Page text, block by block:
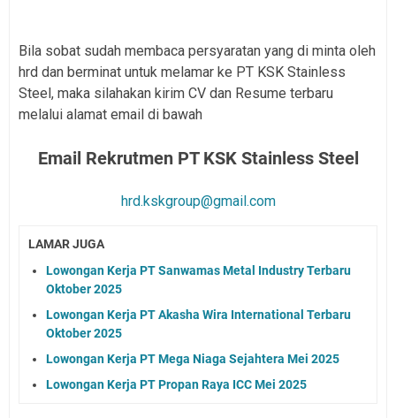
Bila sobat sudah membaca persyaratan yang di minta oleh
hrd dan berminat untuk melamar ke PT KSK Stainless
Steel, maka silahakan kirim CV dan Resume terbaru
melalui alamat email di bawah
Email Rekrutmen PT KSK Stainless Steel
hrd.kskgroup@gmail.com
LAMAR JUGA
Lowongan Kerja PT Sanwamas Metal Industry Terbaru
Oktober 2025
Lowongan Kerja PT Akasha Wira International Terbaru
Oktober 2025
Lowongan Kerja PT Mega Niaga Sejahtera Mei 2025
Lowongan Kerja PT Propan Raya ICC Mei 2025